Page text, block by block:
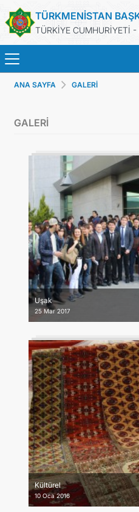
TÜRKMENİSTAN
TÜRKİYE CUMHURİYETİ -
KONSOLOSLUK
ANA SAYFA GALERİ
GALERİ
Uşak
25 Mar 2017
Kültürel
10 Oca 2016